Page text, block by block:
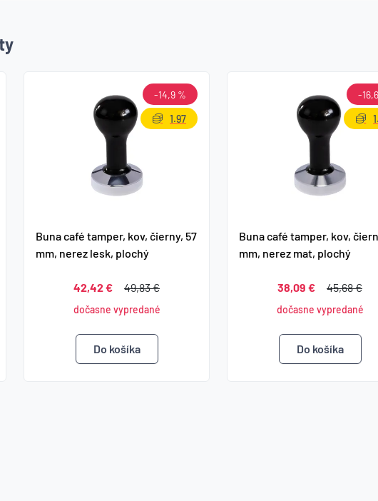
Buna café tamper, kov, čierny, 57
mm, nerez lesk, plochý
42,42 € 49,83 €
dočasne vypredané
-14,9 %
1.97
Buna café tamper, kov,
mm, nerez mat, plochý
38,09 € 45,68 €
dočasne vypredané
-